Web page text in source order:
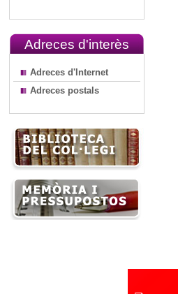
Adreces d'interès
Adreces d'Internet
Adreces postals